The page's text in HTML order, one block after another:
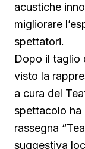
acustiche
migliorare
spettatori.
Dopo il taglio
visto la
a cura del
spettacolo ha
rassegna
suggestiva